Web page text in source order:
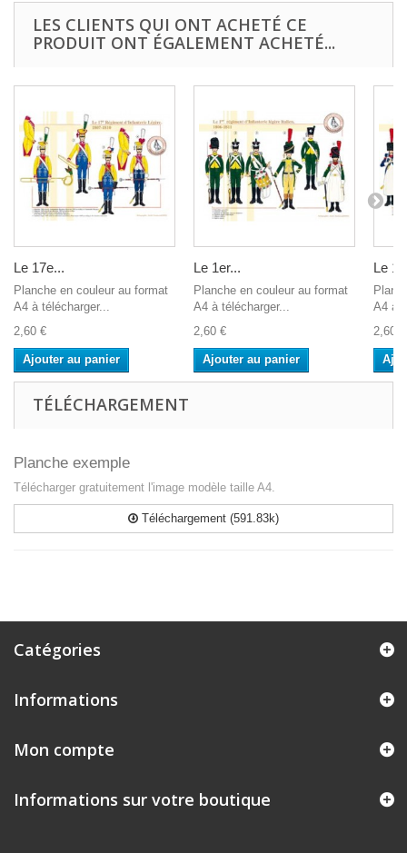
LES CLIENTS QUI ONT ACHETÉ CE
PRODUIT ONT ÉGALEMENT ACHETÉ...
Le 17e...
Planche en couleur au format
A4 à télécharger...
2,60 €
Ajouter au panier
Le 1er...
Planche en couleur au format
A4 à télécharger...
2,60 €
Ajouter au panier
Le
A4 à
2,60 €
TÉLÉCHARGEMENT
Planche exemple
Télécharger gratuitement l'image modèle taille A4.
Téléchargement (591.83k)
Catégories
Informations
Mon compte
Informations sur votre boutique